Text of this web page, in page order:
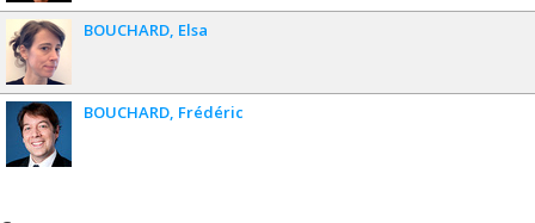
BOUCHARD Elsa
BOUCHARD Frédéric